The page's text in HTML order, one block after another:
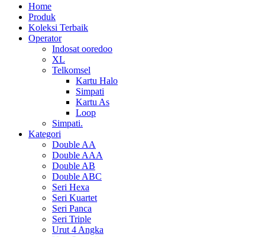
Home
Produk
Koleksi Terbaik
Operator
Indosat ooredoo
XL
Telkomsel
Kartu Halo
Simpati
Kartu As
Loop
Simpati.
Kategori
Double AA
Double AAA
Double AB
Double ABC
Seri Hexa
Seri Kuartet
Seri Panca
Seri Triple
Urut 4 Angka